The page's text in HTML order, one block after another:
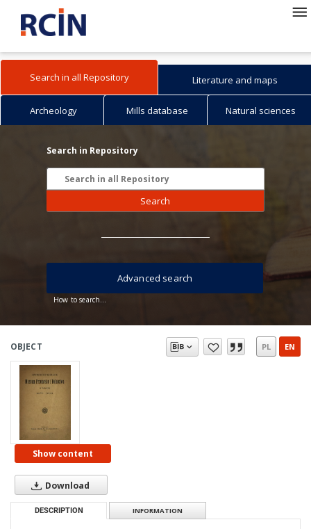
Search in all Repository Literature and maps
Archeology Mills database Natural sciences
Search in Repository
Search
How to search...
Advanced search
OBJECT PL EN
Show content
Download
DESCRIPTION INFORMATION